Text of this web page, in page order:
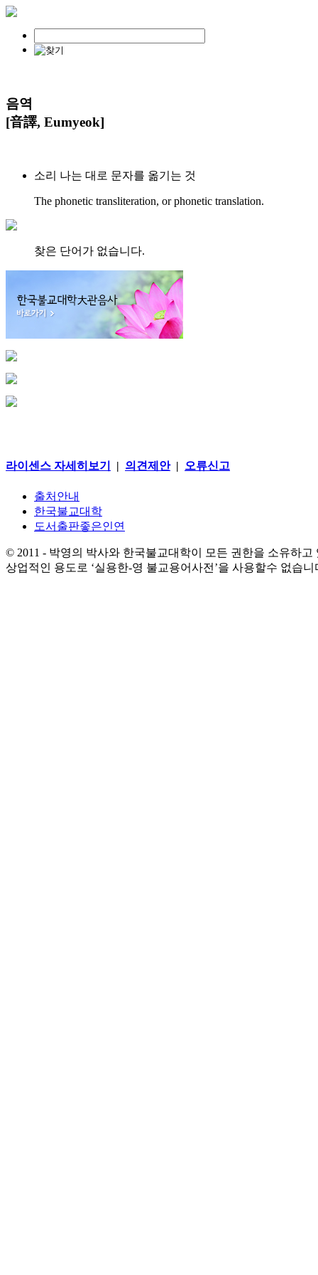
음역
[音譯, Eumyeok]
소리 나는 대로 문자를 옮기는 것
The phonetic transliteration, or phonetic translation.
찾은 단어가 없습니다.
라이센스 자세히보기 | 의견제안| 오류신고
출처안내
한국불교대학
도서출판좋은인연
© 2011 - 박영의 박사와 한국불교대학이 모든 권한을 소유하고
상업적인 용도로 ‘실용한-영 불교용어사전’을 사용할수 없습니